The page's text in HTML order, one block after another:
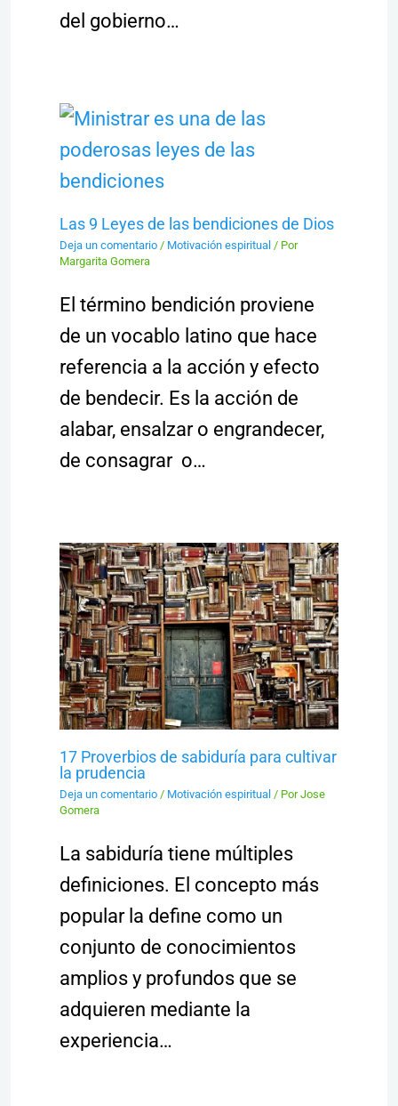
del gobierno…
Las 9 Leyes de las bendiciones de Dios
Deja un comentario / Motivación espiritual / Por
Margarita Gomera
El término bendición proviene
de un vocablo latino que hace
referencia a la acción y efecto
de bendecir. Es la acción de
alabar, ensalzar o engrandecer,
de consagrar o…
17 Proverbios de sabiduría para cultivar
la prudencia
Deja un comentario / Motivación espiritual / PorJose
Gomera
La sabiduría tiene múltiples
definiciones. El concepto más
popular la define como un
conjunto de conocimientos
amplios y profundos que se
adquieren mediante la
experiencia…